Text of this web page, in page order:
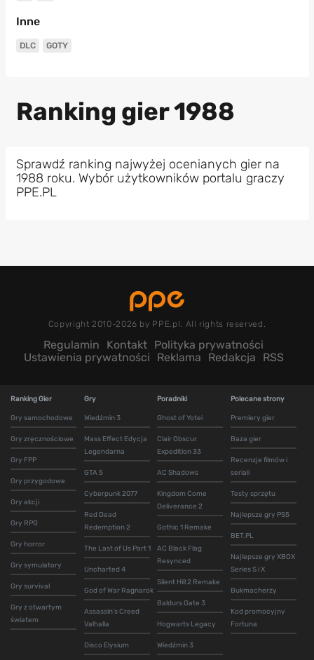
Inne
DLC GOTY
Ranking gier 1988
Sprawdź ranking najwyżej ocenianych gier na
1988 roku. Wybór użytkowników portalu graczy
PPE.PL
Copyright 2010-2026 by PPE.pl. All rights reserved.
Regulamin Kontakt Polityka prywatności
Ustawienia prywatności
Reklama Redakcja RSS
Ranking Gier
Gry samochodowe
Gry zręcznościowe
Gry FPP
Gry przygodowe
Gry akcji
Gry RPG
Gry horror
Gry symulatory
Gry survival
Gry z otwartym
światem
Gry
Wiedźmin 3
Mass Effect Edycja
Legendarna
GTA 5
Cyberpunk 2077
Red Dead
Redemption 2
The Last of Us Part 1
Uncharted 4
God of War Ragnarok
Assassin's Creed
Valhalla
Disco Elysium
Poradniki
Ghost of Yotei
Clair Obscur
Expedition 33
AC Shadows
Kingdom Come
Deliverance 2
Gothic 1 Remake
AC Black Flag
Resynced
Silent Hill 2 Remake
Baldurs Gate 3
Hogwarts Legacy
Wiedźmin 3
Polecane strony
Premiery gier
Baza gier
Recenzje filmów i
seriali
Testy sprzętu
Najlepsze gry PS5
BET.PL
Najlepsze gry XBOX
Series S i X
Bukmacherzy
Kod promocyjny
Fortuna